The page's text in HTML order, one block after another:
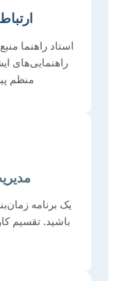
استاد راهنما
راهنمایی‌های
منظم
یک برنامه
باشید. تقسیم